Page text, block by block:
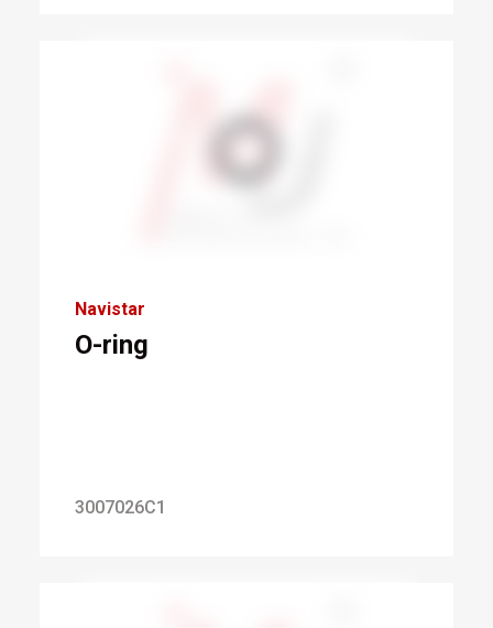
Navistar
O-ring
3007026C1